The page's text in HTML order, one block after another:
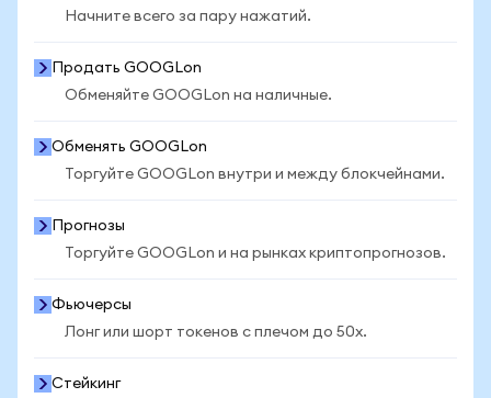
Начните всего за пару нажатий.
Продать GOOGLon
Обменяйте GOOGLon на наличные.
Обменять GOOGLon
Торгуйте GOOGLon внутри и между блокчейнами.
Прогнозы
Торгуйте GOOGLon и на рынках криптопрогнозов.
Фьючерсы
Лонг или шорт токенов с плечом до 50x.
Стейкинг